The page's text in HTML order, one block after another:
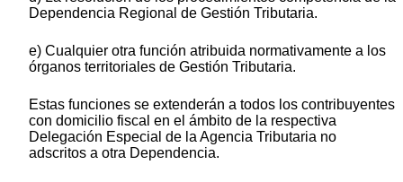
Dependencia Regional de Gestión Tributaria.
e) Cualquier otra función atribuida normativamente a los
órganos territoriales de Gestión Tributaria.
Estas funciones se extenderán a todos los contribuyentes
con domicilio fiscal en el ámbito de la respectiva
Delegación Especial de la Agencia Tributaria no
adscritos a otra Dependencia.